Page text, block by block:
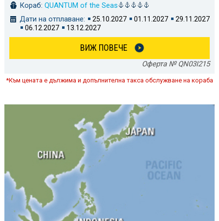
Кораб: QUANTUM of the Seas
Дати на отплаване:
25.10.2027 01.11.2027
29.11.2027
06.12.2027
13.12.2027
ВИЖ ПОВЕЧЕ
Оферта № QN03I215
*Към цената е дължима и допълнителна такса обслужване на кораба